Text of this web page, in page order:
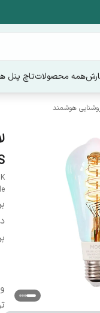
همه محصولاتتاچ پنل
هوشمند